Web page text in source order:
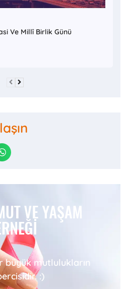
Ve Millî Birlik Günü
büyük mutlulukların
:)